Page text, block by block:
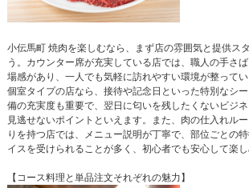
小伝馬町 焼肉を楽しむなら、まず店の雰囲気と提供ス
う。カウンター席が充実している店では、職人の手さ
場感があり、一人でも気軽に訪れやすい環境が整って
個室タイプの店なら、接待や記念日といった特別なシ
備の充実度も重要で、翌日に匂いを残したくないビジ
見逃せないポイントといえます。また、肉の仕入れル
りを持つ店では、メニュー説明が丁寧で、部位ごとの
イスを受けられることが多く、初心者でも安心して楽し
【コース料理と単品注文それぞれの魅力】